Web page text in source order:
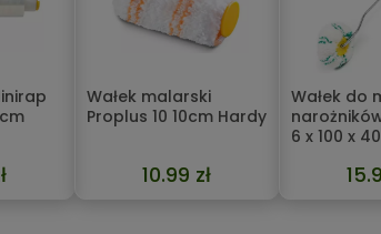
Wałek malarski
Proplus 10 10cm Hardy
10.99 zł
Wałek do
6 x 100 x